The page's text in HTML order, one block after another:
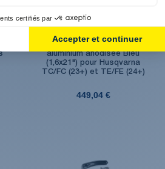
Produit en stock. Livraison 48H
Roue avant Factory
aluminium anodisée Bleu
(1,6x21") pour Husqvarna
TC/FC (23+) et TE/FE (24+)
449,04 €